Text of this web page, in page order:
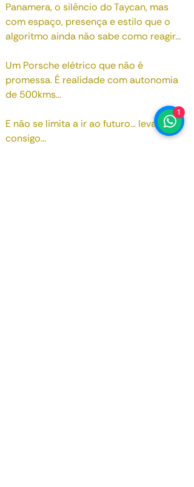
Panamera, o silêncio do Taycan, mas
com espaço, presença e estilo que o
algoritmo ainda não sabe como reagir...
Um Porsche elétrico que não é
promessa. É realidade com autonomia
de 500kms...
E não se limita a ir ao futuro… leva-o
consigo...
1